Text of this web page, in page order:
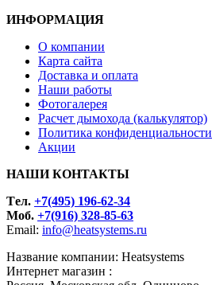
ИНФОРМАЦИЯ
О компании
Карта сайта
Доставка и оплата
Наши работы
Фотогалерея
Расчет дымохода (калькулятор)
Политика конфиденциальности
Акции
НАШИ КОНТАКТЫ
Tел. +7(495) 196-62-34
Моб. +7(916) 328-85-63
Email: info@heatsystems.ru
Название компании: Heatsystems
Интернет магазин :